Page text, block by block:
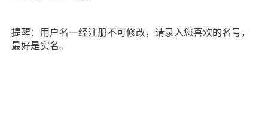
提醒：用户名一经注册不可修改，请录入您喜欢的名号，
最好是实名。